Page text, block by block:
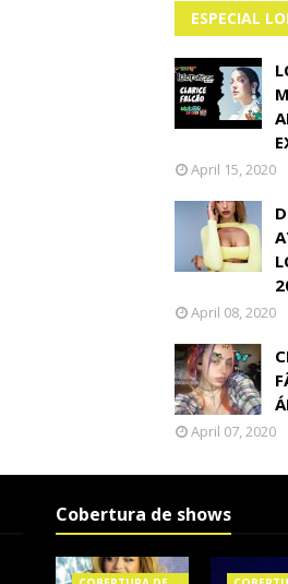
ESPECIAL
April 15, 2020
April 08, 2020
April 07, 2020
Cobertura de shows